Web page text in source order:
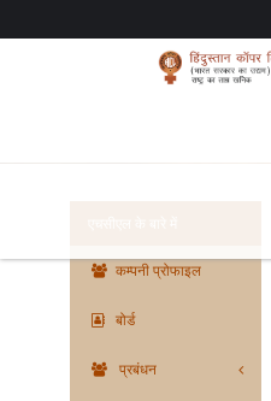
कम्पनी प्रोफाइल
बोर्ड
प्रबंधन